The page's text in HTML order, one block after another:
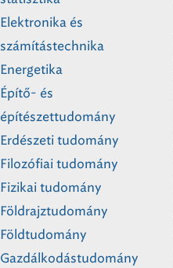
Elektronika és
számítástechnika
Energetika
Építő- és
építészettudomány
Erdészeti tudomány
Filozófiai tudomány
Fizikai tudomány
Földrajztudomány
Földtudomány
Gazdálkodástudomány